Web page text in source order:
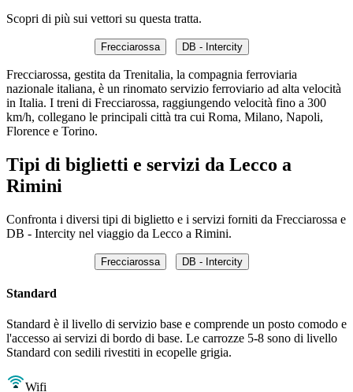
Scopri di più sui vettori su questa tratta.
Frecciarossa DB - Intercity
Frecciarossa, gestita da Trenitalia, la compagnia ferroviaria
nazionale italiana, è un rinomato servizio ferroviario ad alta velocità
in Italia. I treni di Frecciarossa, raggiungendo velocità fino a 300
km/h, collegano le principali città tra cui Roma, Milano, Napoli,
Florence e Torino.
Tipi di biglietti e servizi da Lecco a
Rimini
Confronta i diversi tipi di biglietto e i servizi forniti da Frecciarossa e
DB - Intercity nel viaggio da Lecco a Rimini.
Frecciarossa DB - Intercity
Standard
Standard è il livello di servizio base e comprende un posto comodo e
l'accesso ai servizi di bordo di base. Le carrozze 5-8 sono di livello
Standard con sedili rivestiti in ecopelle grigia.
Wifi